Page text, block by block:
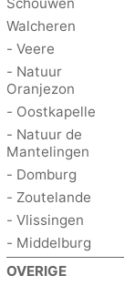
Walcheren
- Veere
- Natuur
Oranjezon
- Oostkapelle
- Natuur de
Mantelingen
- Domburg
- Zoutelande
- Vlissingen
- Middelburg
OVERIGE